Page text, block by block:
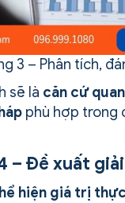
3 – Phân tích,
sẽ là căn cứ
phù hợp trong
– Đề xuất
hiện giá trị